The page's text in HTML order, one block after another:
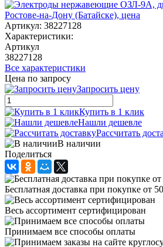
Артикул: 38227128
Характеристики:
Артикул
38227128
Все характеристики
Цена по запросу
Запросить цену
Купить в 1 клик
Нашли дешевле
Рассчитать
В наличии
Поделиться
Бесплатная доставка при покупке от
Весь ассортимент сертифицирован
Принимаем все способы оплаты